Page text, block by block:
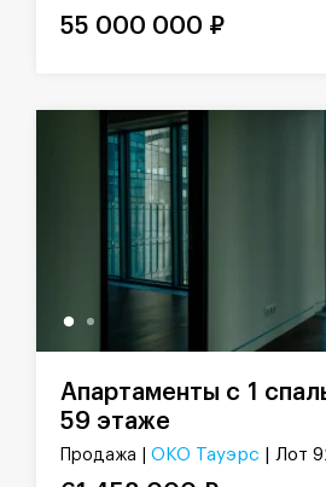
55 000 000 ₽
Апартаменты с 1
59 этаже
Продажа | ОКО Тауэрс | Лот